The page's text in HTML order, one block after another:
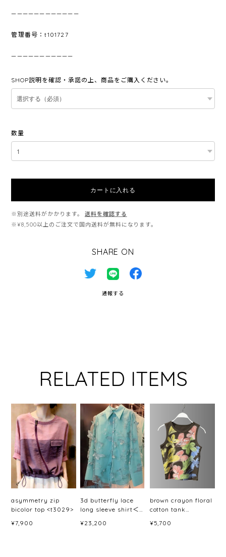
————————————
管理番号：t101727
———————————
SHOP説明を確認・承諾の上、商品をご購入ください。
数量
カートに入れる
※別途送料がかかります。
送料を確認する
※¥8,500以上のご注文で国内送料が無料になります。
SHARE ON
通報する
RELATED ITEMS
asymmetry zip
bicolor top <t3029>
¥7,900
3d butterfly lace
long sleeve shirt＜
¥23,200
brown crayon floral
cotton tank
¥5,700